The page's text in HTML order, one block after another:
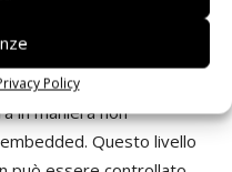
Policy
si stringe (zoom in).
e l'interfaccia uomo-
nascosta nello strato
in maniera non
Questo livello